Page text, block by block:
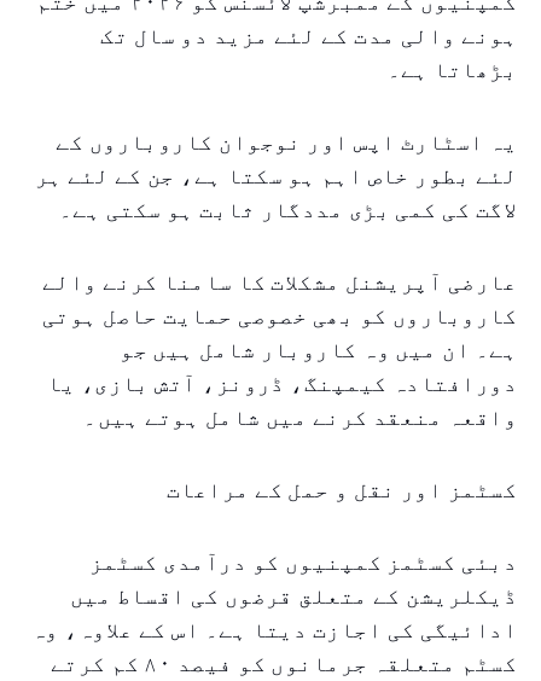
ہونے والی مدت کے لئے مزید دو سال تک
بڑھاتا ہے۔
یہ اسٹارٹ اپس اور نوجوان کاروباروں کے
لئے بطور خاص اہم ہو سکتا ہے، جن کے لئے ہر
لاگت کی کمی بڑی مددگار ثابت ہو سکتی ہے۔
عارضی آپریشنل مشکلات کا سامنا کرنے والے
کاروباروں کو بھی خصوصی حمایت حاصل ہوتی
ہے۔ ان میں وہ کاروبار شامل ہیں جو
دورافتادہ کیمپنگ، ڈرونز، آتش بازی، یا
واقعہ منعقد کرنے میں شامل ہوتے ہیں۔
کسٹمز اور نقل و حمل کے مراعات
دبئی کسٹمز کمپنیوں کو درآمدی کسٹمز
ڈیکلریشن کے متعلق قرضوں کی اقساط میں
ادائیگی کی اجازت دیتا ہے۔ اس کے علاوہ، وہ
کسٹم متعلقہ جرمانوں کو فیصد ۸۰ کم کرتے